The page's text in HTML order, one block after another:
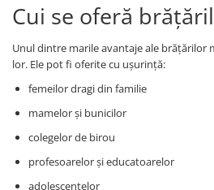
Cui se oferă
Unul dintre marile avantaje ale brățărilor
lor. Ele pot fi oferite cu ușurință:
femeilor dragi din familie
mamelor și bunicilor
colegelor de birou
profesoarelor și educatoarelor
adolescentelor